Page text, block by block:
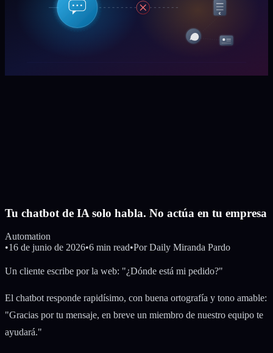
Tu chatbot de IA solo habla. No actúa en tu empresa
Automation
•16 de junio de 2026•6 min read•Por Daily Miranda Pardo
Un cliente escribe por la web: "¿Dónde está mi pedido?"
El chatbot responde rapidísimo, con buena ortografía y tono amable:
"Gracias por tu mensaje, en breve un miembro de nuestro equipo te
ayudará."